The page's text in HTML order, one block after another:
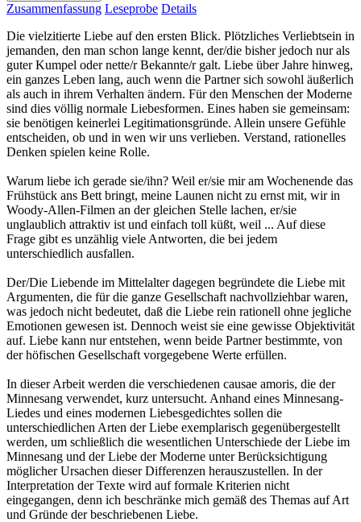
Zusammenfassung Leseprobe Details
Die vielzitierte Liebe auf den ersten Blick. Plötzliches Verliebtsein in
jemanden, den man schon lange kennt, der/die bisher jedoch nur als
guter Kumpel oder nette/r Bekannte/r galt. Liebe über Jahre hinweg,
ein ganzes Leben lang, auch wenn die Partner sich sowohl äußerlich
als auch in ihrem Verhalten ändern. Für den Menschen der Moderne
sind dies völlig normale Liebesformen. Eines haben sie gemeinsam:
sie benötigen keinerlei Legitimationsgründe. Allein unsere Gefühle
entscheiden, ob und in wen wir uns verlieben. Verstand, rationelles
Denken spielen keine Rolle.
Warum liebe ich gerade sie/ihn? Weil er/sie mir am Wochenende das
Frühstück ans Bett bringt, meine Launen nicht zu ernst mit, wir in
Woody-Allen-Filmen an der gleichen Stelle lachen, er/sie
unglaublich attraktiv ist und einfach toll küßt, weil ... Auf diese
Frage gibt es unzählig viele Antworten, die bei jedem
unterschiedlich ausfallen.
Der/Die Liebende im Mittelalter dagegen begründete die Liebe mit
Argumenten, die für die ganze Gesellschaft nachvollziehbar waren,
was jedoch nicht bedeutet, daß die Liebe rein rationell ohne jegliche
Emotionen gewesen ist. Dennoch weist sie eine gewisse Objektivität
auf. Liebe kann nur entstehen, wenn beide Partner bestimmte, von
der höfischen Gesellschaft vorgegebene Werte erfüllen.
In dieser Arbeit werden die verschiedenen causae amoris, die der
Minnesang verwendet, kurz untersucht. Anhand eines Minnesang-
Liedes und eines modernen Liebesgedichtes sollen die
unterschiedlichen Arten der Liebe exemplarisch gegenübergestellt
werden, um schließlich die wesentlichen Unterschiede der Liebe im
Minnesang und der Liebe der Moderne unter Berücksichtigung
möglicher Ursachen dieser Differenzen herauszustellen. In der
Interpretation der Texte wird auf formale Kriterien nicht
eingegangen, denn ich beschränke mich gemäß des Themas auf Art
und Gründe der beschriebenen Liebe.